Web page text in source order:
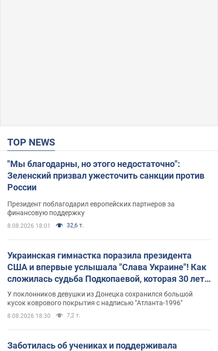
TOP NEWS
"Мы благодарны, но этого недостаточно":
Зеленский призвал ужесточить санкции против
России
Президент поблагодарил европейских партнеров за
финансовую поддержку
8.08.2026 18:01 32,6 т.
Украинская гимнастка поразила президента
США и впервые услышала "Слава Украине"! Как
сложилась судьба Подкопаевой, которая 30 лет
назад завоевала "золото" Олимпиады
У поклонников девушки из Донецка сохранился большой
кусок коврового покрытия с надписью "Атланта-1996"
8.08.2026 18:30 7,2 т.
Заботилась об учениках и поддерживала